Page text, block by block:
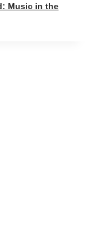
Music in the